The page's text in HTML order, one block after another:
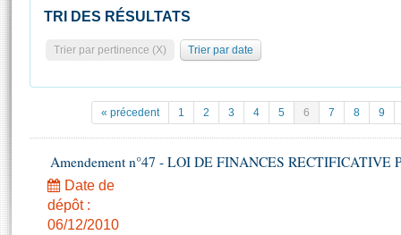
Pétitions
Projets de loi
Propositions de loi
Amendements
Textes adoptés
Statistiques et chiffres clés
Documents de référence
( Constitution | Règlement de l'Assemblée ... )
Histoire
Juniors
La Bibliothèque
Contacts et plan d'accès
Photos libres de droit
TRI DES RÉSULTATS
Trier par pertinence (X) Trier par date
« précedent 1 2 3 4 5 6 7 8 9
Amendement n°47 - LOI DE FINANCES RECTIFICATIVE
Date de
dépôt :
06/12/2010